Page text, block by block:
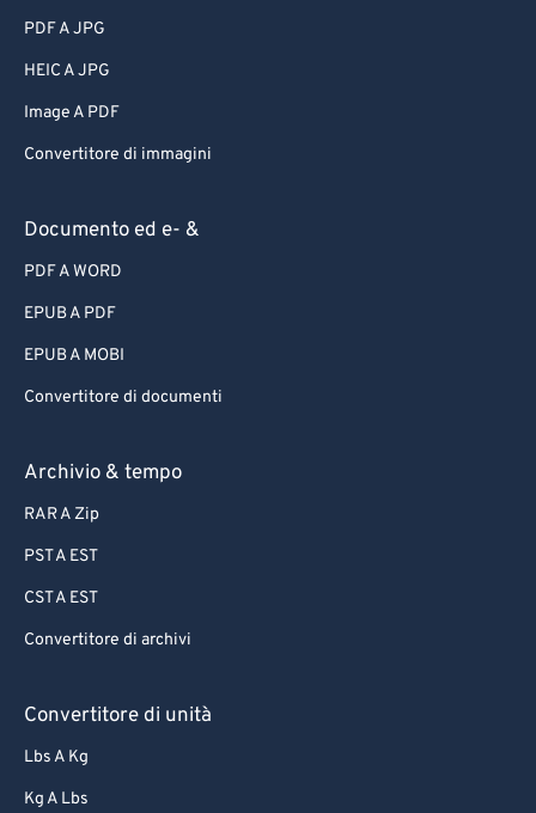
PDF A JPG
HEIC A JPG
Image A PDF
Convertitore di immagini
Documento ed e- &
PDF A WORD
EPUB A PDF
EPUB A MOBI
Convertitore di documenti
Archivio & tempo
RAR A Zip
PST A EST
CST A EST
Convertitore di archivi
Convertitore di unità
Lbs A Kg
Kg A Lbs